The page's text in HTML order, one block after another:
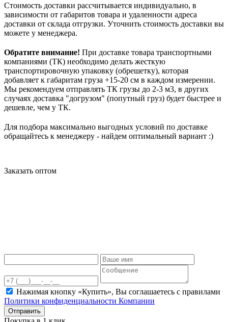
Стоимость доставки рассчитывается индивидуально, в
зависимости от габаритов товара и удаленности адреса
доставки от склада отгрузки. Уточнить стоимость доставки вы
можете у менеджера.
Обратите внимание! При доставке товара транспортными
компаниями (ТК) необходимо делать жесткую
транспортировочную упаковку (обрешетку), которая
добавляет к габаритам груза +15-20 см в каждом измерении.
Мы рекомендуем отправлять ТК грузы до 2-3 м3, в других
случаях доставка "догрузом" (попутный груз) будет быстрее и
дешевле, чем у ТК.
Для подбора максимально выгодных условий по доставке
обращайтесь к менеджеру - найдем оптимальный вариант :)
Заказать оптом
Нажимая кнопку «Купить», Вы соглашаетесь c правилами
Политики конфиденциальности Компании
Отправить